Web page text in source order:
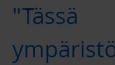
"Tässä